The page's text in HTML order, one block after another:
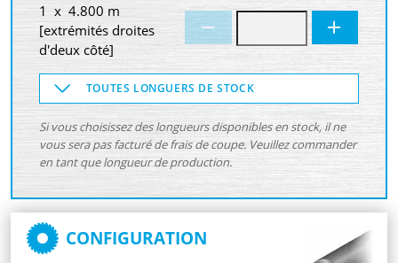
1 x 4.800 m
[extrémités droites
d'deux côté]
TOUTES LONGUERS DE STOCK
Si vous choisissez des longueurs disponibles en stock, il ne
vous sera pas facturé de frais de coupe. Veuillez commander
en tant que longueur de production.
CONFIGURATION